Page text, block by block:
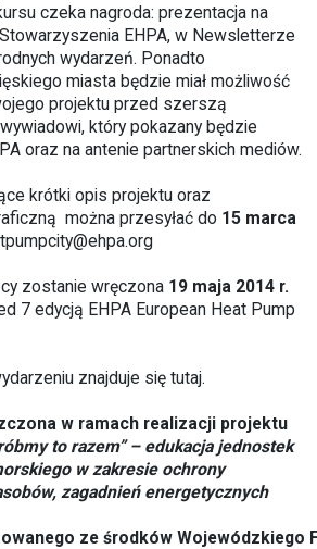
czeka nagroda: prezentacja na
EHPA, w Newsletterze
wydarzeń. Ponadto
miasta będzie miał możliwość
projektu przed szerszą
który pokazany będzie
oraz na antenie partnerskich mediów.
krótki opis projektu oraz
można przesyłać do 15 marca
zostanie wręczona 19 maja 2014 r.
7 edycją EHPA European Heat Pump
znajduje się tutaj.
w ramach realizacji projektu
to razem” – edukacja jednostek
w zakresie ochrony
zagadnień energetycznych
ze środków Wojewódzkiego